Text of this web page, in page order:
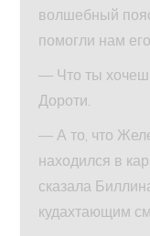
волшебный
помогли нам
— Что ты
Дороти.
— А то, что
находился в
сказала
кудахтающим